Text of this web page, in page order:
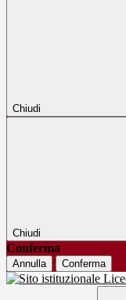
Chiudi
Chiudi
Conferma
Annulla Conferma